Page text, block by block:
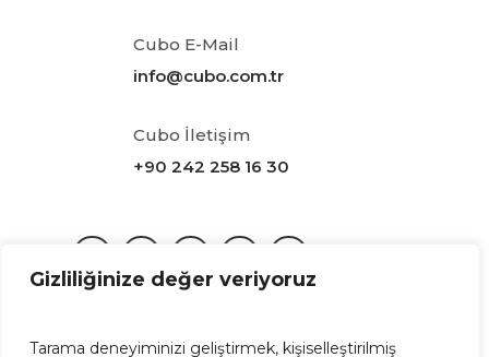
Gizliliğinize değer veriyoruz
Tarama deneyiminizi geliştirmek, kişiselleştirilmiş
Cubo E-Mail
info@cubo.com.tr
Cubo İletişim
+90 242 258 16 30